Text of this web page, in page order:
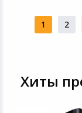
1 2
Хиты